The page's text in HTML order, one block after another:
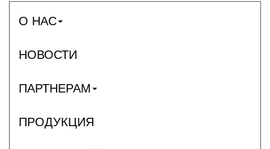
О НАС
НОВОСТИ
ПАРТНЕРАМ
ПРОДУКЦИЯ